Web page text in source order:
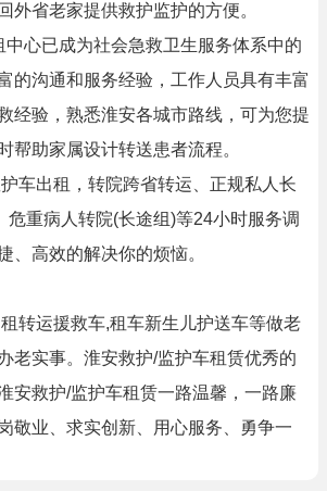
外省老家提供救护监护的方便。
中心已成为社会急救卫生服务体系中的
的沟通和服务经验，工作人员具有丰富
经验，熟悉淮安各城市路线，可为您提
帮助家属设计转送患者流程。
车出租，转院跨省转运、正规私人长
危重病人转院(长途组)等24小时服务调
、高效的解决你的烦恼。
转运援救车,租车新生儿护送车等做老
老实事。淮安救护/监护车租赁优秀的
安救护/监护车租赁一路温馨，一路廉
敬业、求实创新、用心服务、勇争一